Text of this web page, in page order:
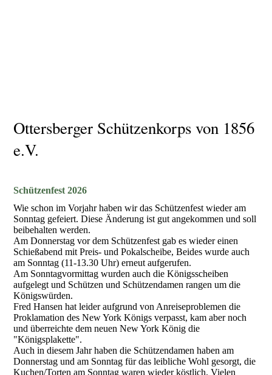
Ottersberger Schützenkorps von 1856
e.V.
Schützenfest 2026
Wie schon im Vorjahr haben wir das Schützenfest wieder am
Sonntag gefeiert. Diese Änderung ist gut angekommen und soll
beibehalten werden.
Am Donnerstag vor dem Schützenfest gab es wieder einen
Schießabend mit Preis- und Pokalscheibe, Beides wurde auch
am Sonntag (11-13.30 Uhr) erneut aufgerufen.
Am Sonntagvormittag wurden auch die Königsscheiben
aufgelegt und Schützen und Schützendamen rangen um die
Königswürden.
Fred Hansen hat leider aufgrund von Anreiseproblemen die
Proklamation des New York Königs verpasst, kam aber noch
und überreichte dem neuen New York König die
"Königsplakette".
Auch in diesem Jahr haben die Schützendamen haben am
Donnerstag und am Sonntag für das leibliche Wohl gesorgt, die
Kuchen/Torten am Sonntag waren wieder köstlich. Vielen